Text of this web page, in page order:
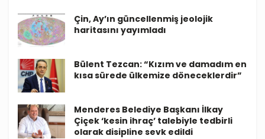
Çin, Ay’ın güncellenmiş jeolojik
haritasını yayımladı
Bülent Tezcan: “Kızım ve damadım en
kısa sürede ülkemize döneceklerdir”
Menderes Belediye Başkanı İlkay
Çiçek ‘kesin ihraç’ talebiyle tedbirli
olarak disipline sevk edildi